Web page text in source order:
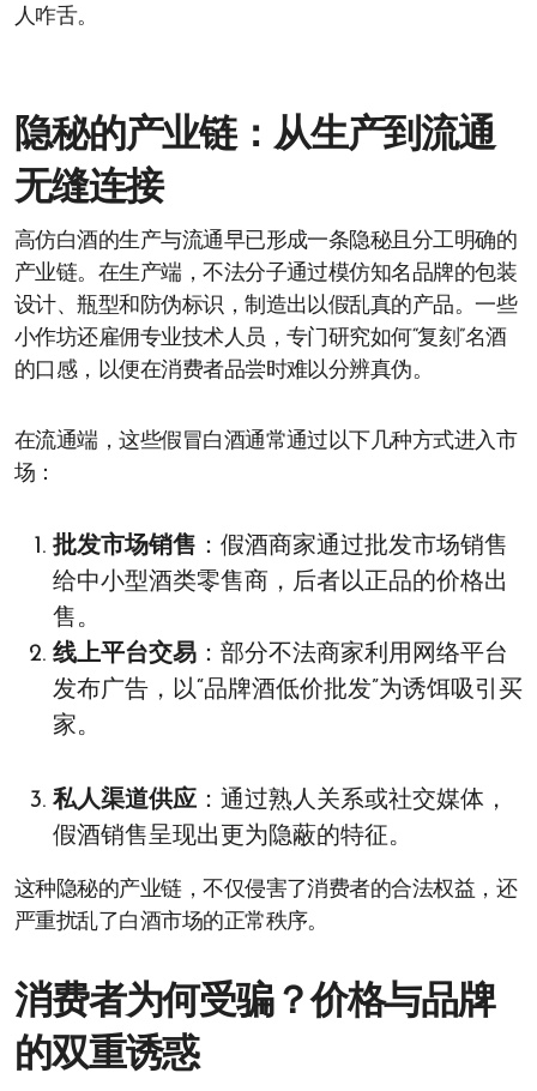
人咋舌。
隐秘的产业链：从生产到流通
无缝连接
高仿白酒的生产与流通早已形成一条隐秘且分工明确的
产业链。在生产端，不法分子通过模仿知名品牌的包装
设计、瓶型和防伪标识，制造出以假乱真的产品。一些
小作坊还雇佣专业技术人员，专门研究如何“复刻”名酒
的口感，以便在消费者品尝时难以分辨真伪。
在流通端，这些假冒白酒通常通过以下几种方式进入市
场：
批发市场销售 ：假酒商家通过批发市场销售
给中小型酒类零售商，后者以正品的价格出
售。
线上平台交易 ：部分不法商家利用网络平台
发布广告，以“品牌酒低价批发”为诱饵吸引买
家。
私人渠道供应 ：通过熟人关系或社交媒体，
假酒销售呈现出更为隐蔽的特征。
这种隐秘的产业链，不仅侵害了消费者的合法权益，还
严重扰乱了白酒市场的正常秩序。
消费者为何受骗？价格与品牌
的双重诱惑